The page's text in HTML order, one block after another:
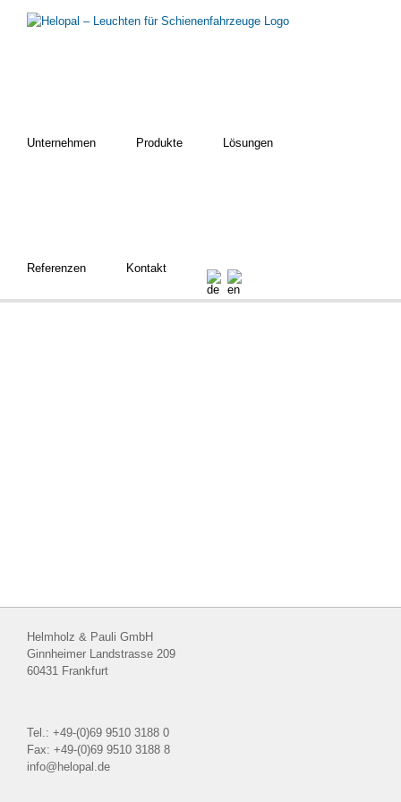
Inhalt
Unternehmen Produkte Lösungen
Referenzen Kontakt
Helmholz & Pauli GmbH
Ginnheimer Landstrasse 209
60431 Frankfurt
Tel.: +49-(0)69 9510 3188 0
Fax: +49-(0)69 9510 3188 8
info@helopal.de